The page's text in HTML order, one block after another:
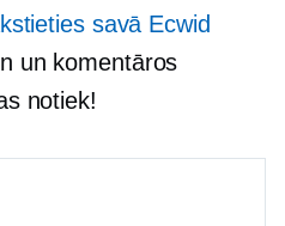
savā Ecwid
un komentāros
notiek!